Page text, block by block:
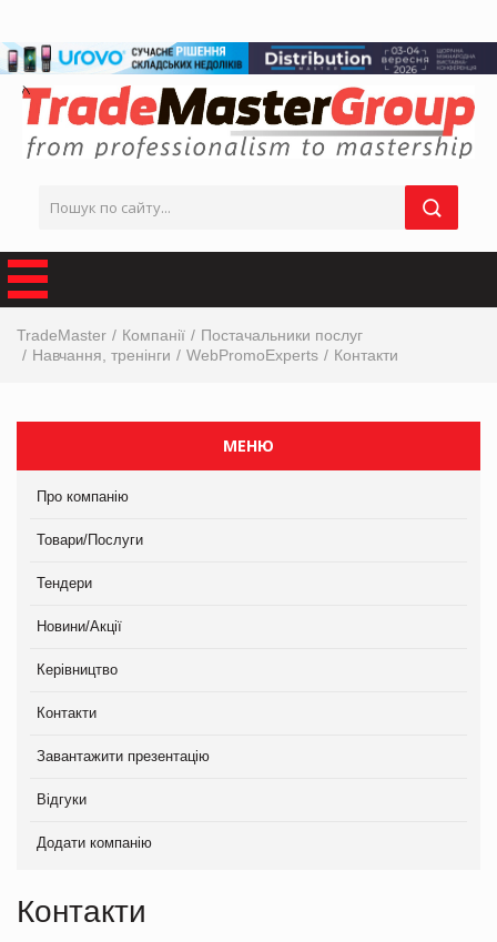
TradeMaster Компанії
Постачальники послуг
Навчання, тренінги
WebPromoExperts Контакти
МЕНЮ
Про компанію
Товари/Послуги
Тендери
Новини/Акції
Керівництво
Контакти
Завантажити презентацію
Відгуки
Додати компанію
Контакти